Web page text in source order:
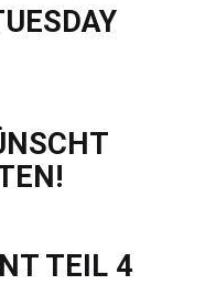
TEIL 4